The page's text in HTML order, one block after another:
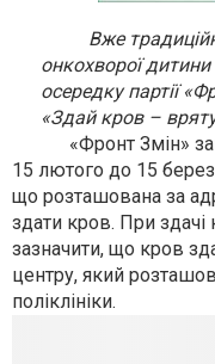
Вже
онкохворої
осередку партії
«Здай кров –
«Фронт Змін»
15 лютого до 15
що розташована за
здати кров. При здачі
зазначити, що кров
центру, який
поліклініки.